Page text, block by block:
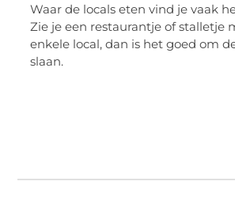
Waar de locals eten vind je vaak
Zie je een restaurantje of stalletje
enkele local, dan is het goed om
slaan.